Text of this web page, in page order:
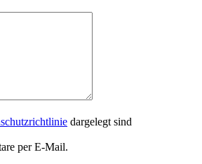
dargelegt sind
per E-Mail.